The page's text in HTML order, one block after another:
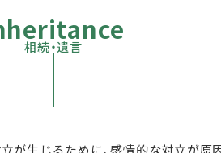
相続・遺言